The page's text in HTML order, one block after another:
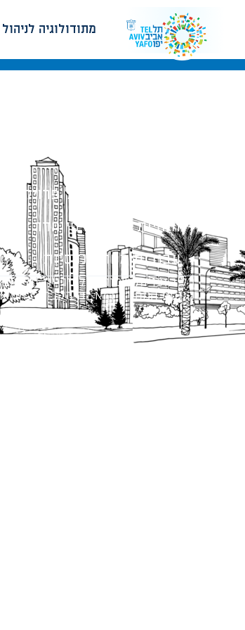
מתודולוגיה
עבודות מטה הנדסיות
הנחיות תכנון ודפי חדר
מתודולוגיה לניהול פרויקטים
כל הזכויות שמורות לעיריית תל-
הנוסח המחייב הוא זה הקבוע